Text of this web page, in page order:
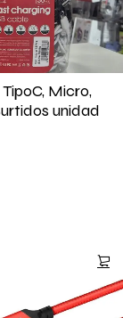
Micro,
unidad